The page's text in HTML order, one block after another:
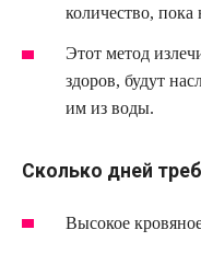
количество,
Этот метод
здоров, будут
им из воды.
Сколько дней
Высокое